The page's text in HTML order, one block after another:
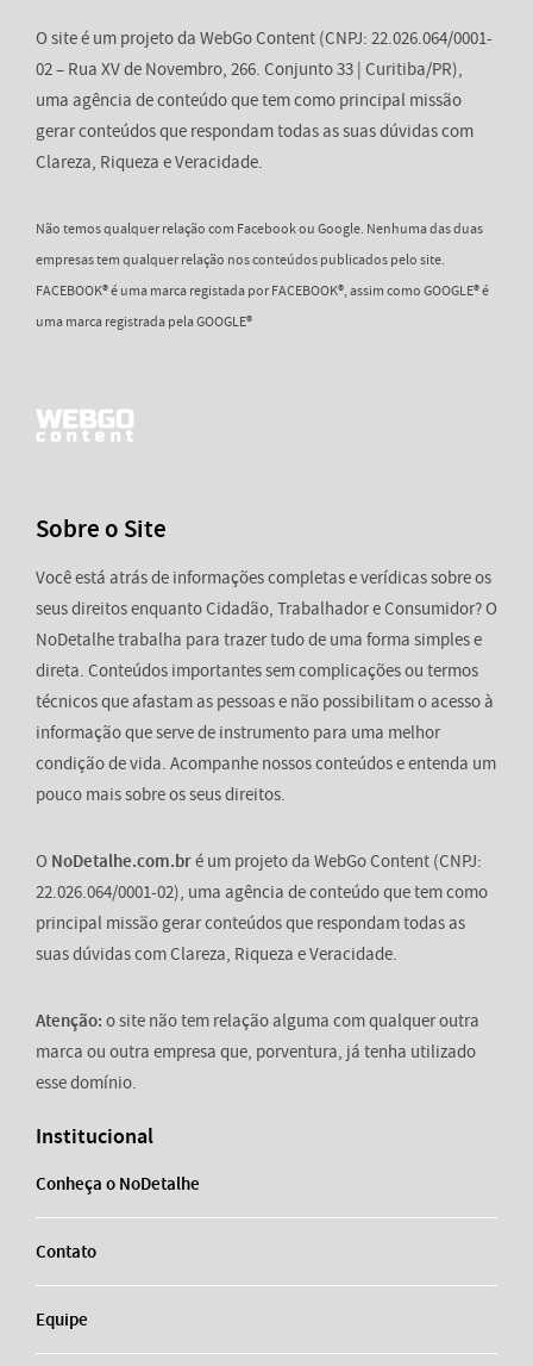
O site é um projeto da WebGo Content (CNPJ: 22.026.064/0001-
02 – Rua XV de Novembro, 266. Conjunto 33 | Curitiba/PR),
uma agência de conteúdo que tem como principal missão
gerar conteúdos que respondam todas as suas dúvidas com
Clareza, Riqueza e Veracidade.
Não temos qualquer relação com Facebook ou Google. Nenhuma das duas
empresas tem qualquer relação nos conteúdos publicados pelo site.
FACEBOOK® é uma marca registada por FACEBOOK®, assim como GOOGLE® é
uma marca registrada pela GOOGLE®
Sobre o Site
Você está atrás de informações completas e verídicas sobre os
seus direitos enquanto Cidadão, Trabalhador e Consumidor? O
NoDetalhe trabalha para trazer tudo de uma forma simples e
direta. Conteúdos importantes sem complicações ou termos
técnicos que afastam as pessoas e não possibilitam o acesso à
informação que serve de instrumento para uma melhor
condição de vida. Acompanhe nossos conteúdos e entenda um
pouco mais sobre os seus direitos.
O NoDetalhe.com.bré um projeto da WebGo Content (CNPJ:
22.026.064/0001-02), uma agência de conteúdo que tem como
principal missão gerar conteúdos que respondam todas as
suas dúvidas com Clareza, Riqueza e Veracidade.
Atenção: o site não tem relação alguma com qualquer outra
marca ou outra empresa que, porventura, já tenha utilizado
esse domínio.
Institucional
Conheça o NoDetalhe
Contato
Equipe